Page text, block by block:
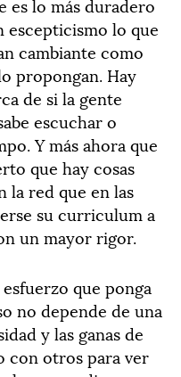
es lo más duradero
escepticismo lo que
cambiante como
propongan. Hay
de si la gente
escuchar o
Y más ahora que
que hay cosas
la red que en las
su curriculum a
un mayor rigor.
que ponga
no depende de una
y las ganas de
con otros para ver